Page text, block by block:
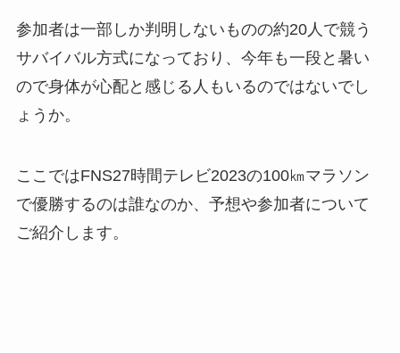
参加者は一部しか判明しないものの約20人で競う
サバイバル方式になっており、今年も一段と暑い
ので身体が心配と感じる人もいるのではないでし
ょうか。
ここではFNS27時間テレビ2023の100㎞マラソン
で優勝するのは誰なのか、予想や参加者について
ご紹介します。